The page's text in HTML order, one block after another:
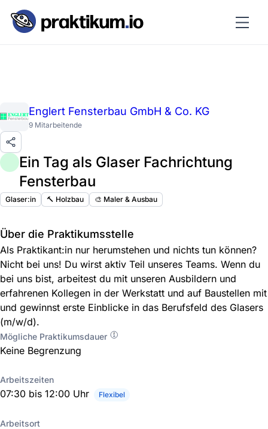
Englert Fensterbau GmbH & Co. KG
9 Mitarbeitende
Ein Tag als Glaser Fachrichtung
Fensterbau
Glaser:in 🔨 Holzbau 🎨 Maler & Ausbau
Über die Praktikumsstelle
Als Praktikant:in nur herumstehen und nichts tun können?
Nicht bei uns! Du wirst aktiv Teil unseres Teams. Wenn du
bei uns bist, arbeitest du mit unseren Ausbildern und
erfahrenen Kollegen in der Werkstatt und auf Baustellen mit
und gewinnst erste Einblicke in das Berufsfeld des Glasers
(m/w/d).
Mögliche Praktikumsdauer
Keine Begrenzung
Arbeitszeiten
07:30 bis 12:00 Uhr Flexibel
Arbeitsort